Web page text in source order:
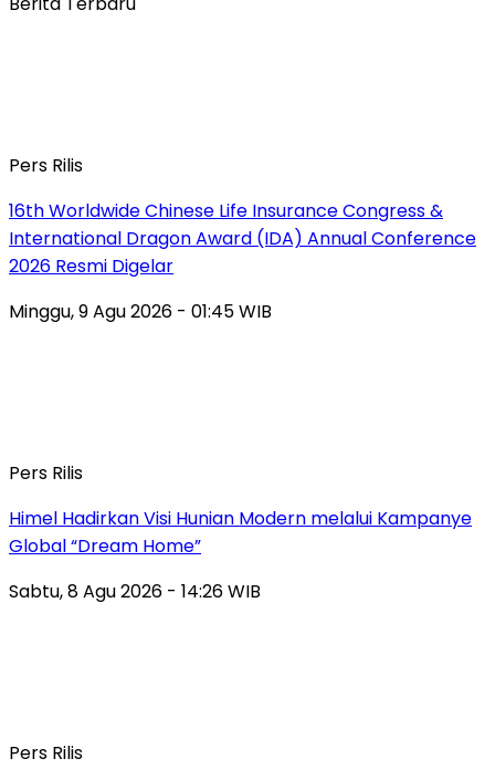
Pers Rilis
16th Worldwide Chinese Life Insurance Congress &
International Dragon Award (IDA) Annual Conference
2026 Resmi Digelar
Minggu, 9 Agu 2026 - 01:45 WIB
Pers Rilis
Himel Hadirkan Visi Hunian Modern melalui Kampanye
Global “Dream Home”
Sabtu, 8 Agu 2026 - 14:26 WIB
Pers Rilis